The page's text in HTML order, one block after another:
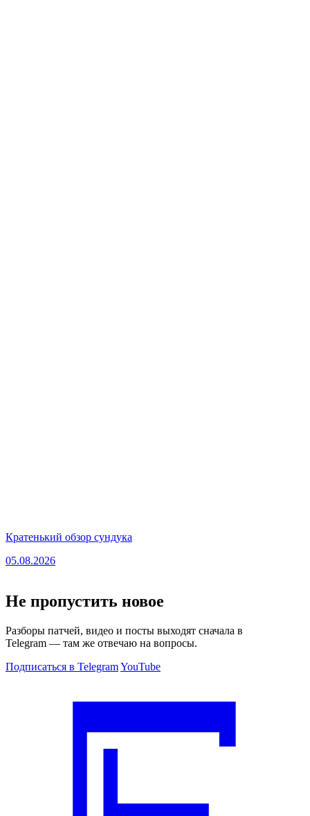
Кратенький обзор сундука
05.08.2026
Не пропустить новое
Разборы патчей, видео и посты выходят сначала в
Telegram — там же отвечаю на вопросы.
Подписаться в TelegramYouTube